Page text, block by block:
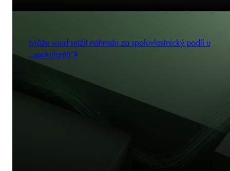
Může soud snížit náhradu za spoluvlastnický podíl u
„spekulantů“?